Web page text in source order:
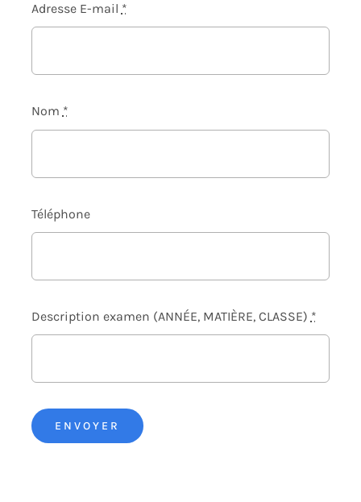
Adresse E-mail *
Nom *
Téléphone
Description examen (ANNÉE, MATIÈRE, CLASSE) *
ENVOYER